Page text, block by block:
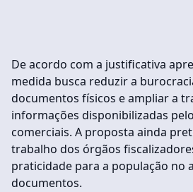
De acordo com a justificativa
medida busca reduzir a
documentos físicos e ampliar a
informações disponibilizadas
comerciais. A proposta ainda
trabalho dos órgãos
praticidade para a população no
documentos.